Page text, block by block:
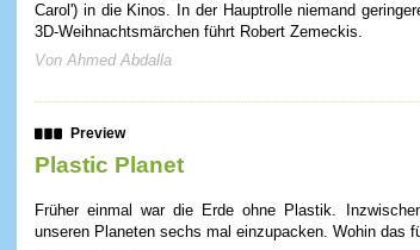
Carol') in die Kinos. In der Hauptrolle niemand
3D-Weihnachtsmärchen führt Robert Zemeckis.
Von Ahmed Abdalla
Preview
Plastic Planet
Früher einmal war die Erde ohne Plastik.
unseren Planeten sechs mal einzupacken. Wohin das